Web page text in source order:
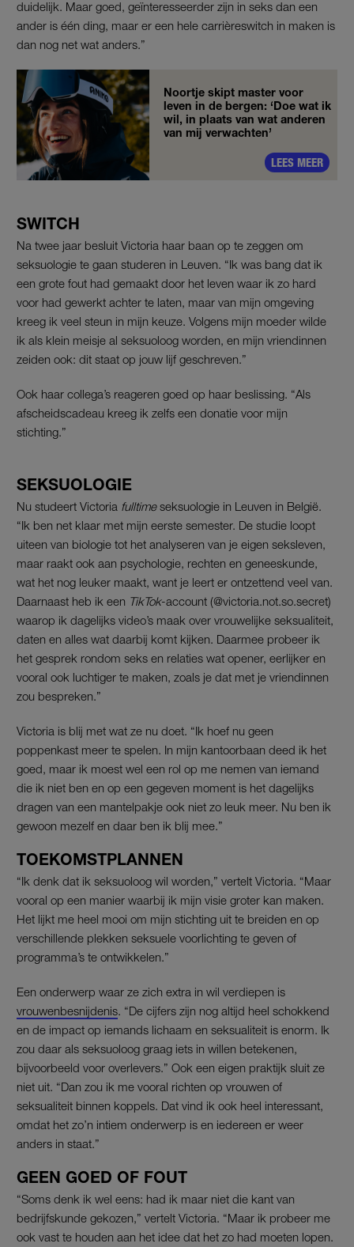
duidelijk. Maar goed, geïnteresseerder zijn in seks dan een
ander is één ding, maar er een hele carrièreswitch in maken is
dan nog net wat anders.”
Noortje skipt master voor
leven in de bergen: ‘Doe wat ik
wil, in plaats van wat anderen
van mij verwachten’
LEES MEER
SWITCH
Na twee jaar besluit Victoria haar baan op te zeggen om
seksuologie te gaan studeren in Leuven. “Ik was bang dat ik
een grote fout had gemaakt door het leven waar ik zo hard
voor had gewerkt achter te laten, maar van mijn omgeving
kreeg ik veel steun in mijn keuze. Volgens mijn moeder wilde
ik als klein meisje al seksuoloog worden, en mijn vriendinnen
zeiden ook: dit staat op jouw lijf geschreven.”
Ook haar collega’s reageren goed op haar beslissing. “Als
afscheidscadeau kreeg ik zelfs een donatie voor mijn
stichting.”
SEKSUOLOGIE
Nu studeert Victoria fulltimeseksuologie in Leuven in België.
“Ik ben net klaar met mijn eerste semester. De studie loopt
uiteen van biologie tot het analyseren van je eigen seksleven,
maar raakt ook aan psychologie, rechten en geneeskunde,
wat het nog leuker maakt, want je leert er ontzettend veel van.
Daarnaast heb ik een TikTok-account (@victoria.not.so.secret)
waarop ik dagelijks video’s maak over vrouwelijke seksualiteit,
daten en alles wat daarbij komt kijken. Daarmee probeer ik
het gesprek rondom seks en relaties wat opener, eerlijker en
vooral ook luchtiger te maken, zoals je dat met je vriendinnen
zou bespreken.”
Victoria is blij met wat ze nu doet. “Ik hoef nu geen
poppenkast meer te spelen. In mijn kantoorbaan deed ik het
goed, maar ik moest wel een rol op me nemen van iemand
die ik niet ben en op een gegeven moment is het dagelijks
dragen van een mantelpakje ook niet zo leuk meer. Nu ben ik
gewoon mezelf en daar ben ik blij mee.”
TOEKOMSTPLANNEN
“Ik denk dat ik seksuoloog wil worden,” vertelt Victoria. “Maar
vooral op een manier waarbij ik mijn visie groter kan maken.
Het lijkt me heel mooi om mijn stichting uit te breiden en op
verschillende plekken seksuele voorlichting te geven of
programma’s te ontwikkelen.”
Een onderwerp waar ze zich extra in wil verdiepen is
vrouwenbesnijdenis . “De cijfers zijn nog altijd heel schokkend
en de impact op iemands lichaam en seksualiteit is enorm. Ik
zou daar als seksuoloog graag iets in willen betekenen,
bijvoorbeeld voor overlevers.” Ook een eigen praktijk sluit ze
niet uit. “Dan zou ik me vooral richten op vrouwen of
seksualiteit binnen koppels. Dat vind ik ook heel interessant,
omdat het zo’n intiem onderwerp is en iedereen er weer
anders in staat.”
GEEN GOED OF FOUT
“Soms denk ik wel eens: had ik maar niet die kant van
bedrijfskunde gekozen,” vertelt Victoria. “Maar ik probeer me
ook vast te houden aan het idee dat het zo had moeten lopen.